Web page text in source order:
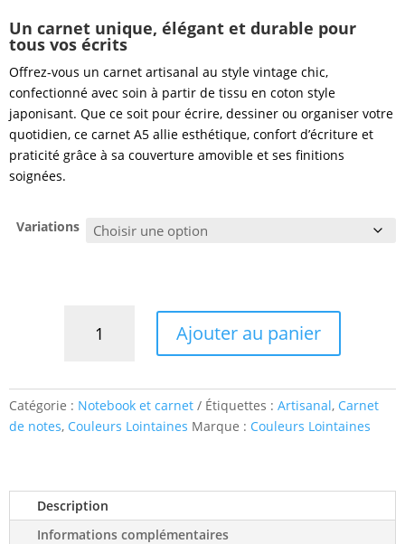
prix :
38,00 €
à
42,00 €
Un carnet unique, élégant et durable pour
tous vos écrits
Offrez-vous un carnet artisanal au style vintage chic,
confectionné avec soin à partir de tissu en coton style
japonisant. Que ce soit pour écrire, dessiner ou organiser votre
quotidien, ce carnet A5 allie esthétique, confort d’écriture et
praticité grâce à sa couverture amovible et ses finitions
soignées.
Variations
couverture
en
Vintage
writer
Ajouter au panier
Catégorie : Notebook et carnet Étiquettes : Artisanal, Carnet
de notes, Couleurs Lointaines Marque : Couleurs Lointaines
Description
Informations complémentaires